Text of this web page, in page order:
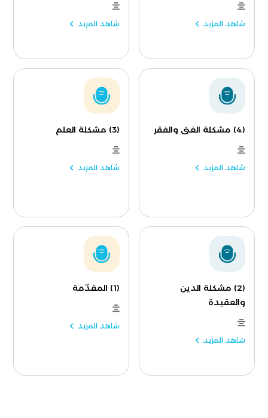
شاهد المزيد شاهد المزيد
(4) مشكلة الغنى والفقر
شاهد المزيد
(3) مشكلة العلم
شاهد المزيد
(2) مشكلة الدين
والعقيدة
شاهد المزيد
(1) المقدّمة
شاهد المزيد